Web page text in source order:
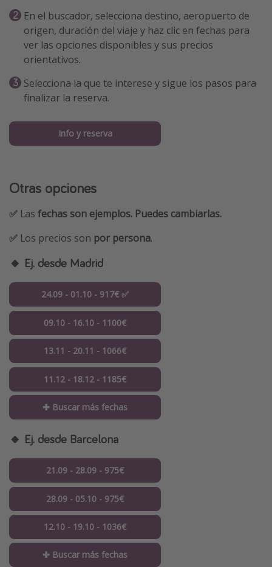
En el buscador, selecciona destino, aeropuerto de
origen, duración del viaje y haz clic en fechas para
ver las opciones disponibles y sus precios
orientativos.
Selecciona la que te interese y sigue los pasos para
finalizar la reserva.
Info y reserva
Otras opciones
✅ Las fechas son ejemplos. Puedes cambiarlas.
✅ Los precios son por persona.
🔸 Ej. desde Madrid
24.09 - 01.10 - 917€ ✅
09.10 - 16.10 - 1100€
13.11 - 20.11 - 1066€
11.12 - 18.12 - 1185€
✚ Buscar más fechas
🔸 Ej. desde Barcelona
21.09 - 28.09 - 975€
28.09 - 05.10 - 975€
12.10 - 19.10 - 1036€
✚ Buscar más fechas